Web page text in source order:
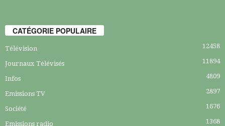
CATÉGORIE POPULAIRE
Télévision 12458
Journaux Télévisés 11894
Infos 4809
Emissions TV 2897
Société 1676
Emissions radio 1368